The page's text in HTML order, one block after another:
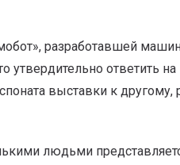
разработавшей
утвердительно ответить
выставки к другому,
людьми